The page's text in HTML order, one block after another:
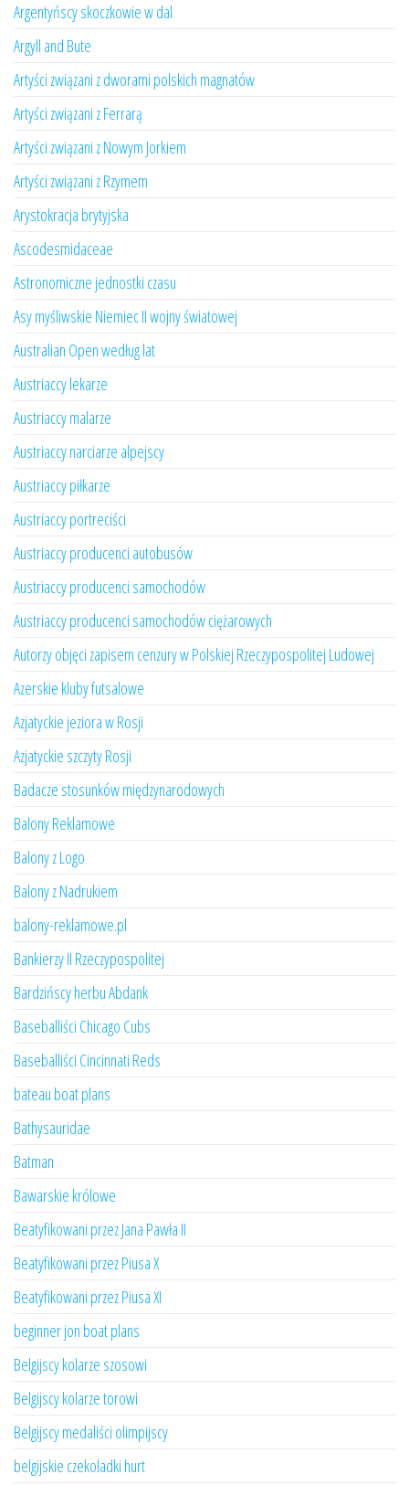
Argentyńscy skoczkowie w dal
Argyll and Bute
Artyści związani z dworami polskich magnatów
Artyści związani z Ferrarą
Artyści związani z Nowym Jorkiem
Artyści związani z Rzymem
Arystokracja brytyjska
Ascodesmidaceae
Astronomiczne jednostki czasu
Asy myśliwskie Niemiec II wojny światowej
Australian Open według lat
Austriaccy lekarze
Austriaccy malarze
Austriaccy narciarze alpejscy
Austriaccy piłkarze
Austriaccy portreciści
Austriaccy producenci autobusów
Austriaccy producenci samochodów
Austriaccy producenci samochodów ciężarowych
Autorzy objęci zapisem cenzury w Polskiej Rzeczypospolitej Ludowej
Azerskie kluby futsalowe
Azjatyckie jeziora w Rosji
Azjatyckie szczyty Rosji
Badacze stosunków międzynarodowych
Balony Reklamowe
Balony z Logo
Balony z Nadrukiem
balony-reklamowe.pl
Bankierzy II Rzeczypospolitej
Bardzińscy herbu Abdank
Baseballiści Chicago Cubs
Baseballiści Cincinnati Reds
bateau boat plans
Bathysauridae
Batman
Bawarskie królowe
Beatyfikowani przez Jana Pawła II
Beatyfikowani przez Piusa X
Beatyfikowani przez Piusa XI
beginner jon boat plans
Belgijscy kolarze szosowi
Belgijscy kolarze torowi
Belgijscy medaliści olimpijscy
belgijskie czekoladki hurt